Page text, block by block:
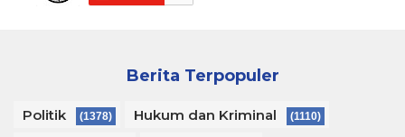
Berita Terpopuler
Politik (1378) Hukum dan Kriminal (1110)